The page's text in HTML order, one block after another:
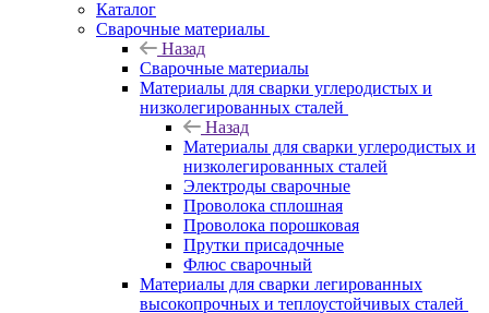
Каталог
Сварочные материалы
Назад
Сварочные материалы
Материалы для сварки углеродистых и
низколегированных сталей
Назад
Материалы для сварки углеродистых и
низколегированных сталей
Электроды сварочные
Проволока сплошная
Проволока порошковая
Прутки присадочные
Флюс сварочный
Материалы для сварки легированных
высокопрочных и теплоустойчивых сталей